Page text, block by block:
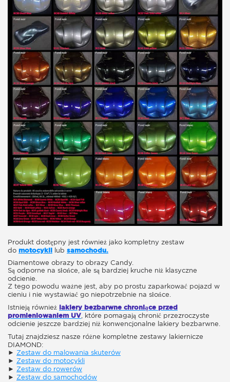
Produkt dostępny jest również jako kompletny zestaw
do motocykli lub samochodu.
Diamentowe obrazy to obrazy Candy.
Są odporne na słońce, ale są bardziej kruche niż klasyczne
odcienie.
Z tego powodu ważne jest, aby po prostu zaparkować pojazd w
cieniu i nie wystawiać go niepotrzebnie na słońce.
Istnieją również lakiery bezbarwne chroniące przed
promieniowaniem UV, które pomagają chronić przezroczyste
odcienie jeszcze bardziej niż konwencjonalne lakiery bezbarwne.
Tutaj znajdziesz nasze różne kompletne zestawy lakiernicze
DIAMOND:
► Zestaw do malowania skuterów
► Zestaw do motocykli
► Zestaw do rowerów
► Zestaw do samochodów